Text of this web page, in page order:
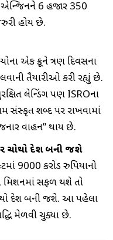
6 હજાર 350
હોય છે.
એક ક્રૂને ત્રણ દિવસના
તૈયારીઓ કરી રહ્યું છે.
લેન્ડિંગ પણ ISROના
શબ્દ પર રાખવામાં
વાહન” થાય છે.
ચોથો દેશ બની જશે
9000 કરોડ રુપિયાનો
સફળ થશે તો
દેશ બની જશે. આ પહેલા
મેળવી ચુક્યા છે.